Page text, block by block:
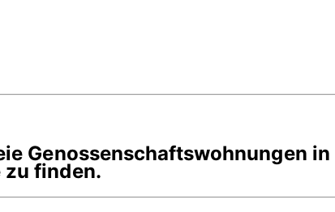
Genossenschaftswohnungen in
zu finden.